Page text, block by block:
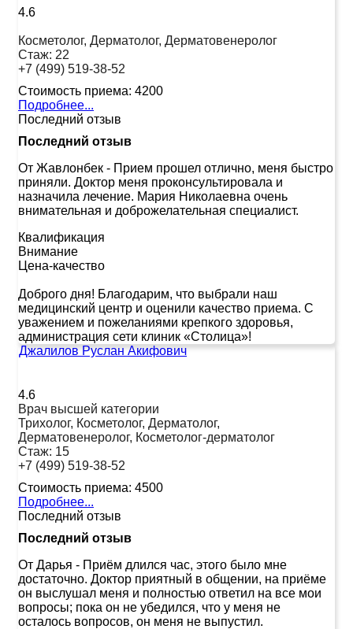
4.6
Косметолог, Дерматолог, Дерматовенеролог
Стаж: 22
+7 (499) 519-38-52
Стоимость приема: 4200
Подробнее...
Последний отзыв
Последний отзыв
От Жавлонбек - Прием прошел отлично, меня быстро
приняли. Доктор меня проконсультировала и
назначила лечение. Мария Николаевна очень
внимательная и доброжелательная специалист.
Квалификация
Внимание
Цена-качество
Доброго дня! Благодарим, что выбрали наш
медицинский центр и оценили качество приема. С
уважением и пожеланиями крепкого здоровья,
администрация сети клиник «Столица»!
Джалилов Руслан Акифович
4.6
Врач высшей категории
Трихолог, Косметолог, Дерматолог,
Дерматовенеролог, Косметолог-дерматолог
Стаж: 15
+7 (499) 519-38-52
Стоимость приема: 4500
Подробнее...
Последний отзыв
Последний отзыв
От Дарья - Приём длился час, этого было мне
достаточно. Доктор приятный в общении, на приёме
он выслушал меня и полностью ответил на все мои
вопросы; пока он не убедился, что у меня не
осталось вопросов, он меня не выпустил.